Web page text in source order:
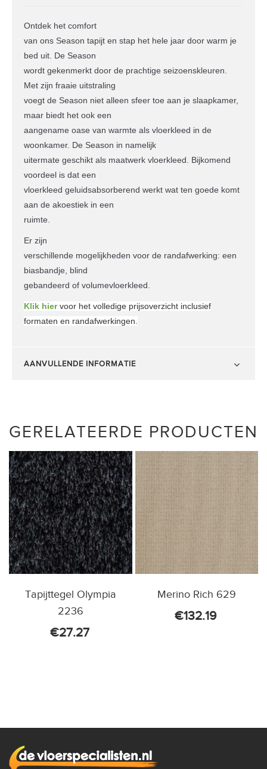
Ontdek het comfort
van ons Season tapijt en stap het hele jaar door warm je
bed uit. De Season
wordt gekenmerkt door de prachtige seizoenskleuren.
Met zijn fraaie uitstraling
voegt de Season niet alleen sfeer toe aan je slaapkamer,
maar biedt het ook een
aangename oase van warmte als vloerkleed in de
woonkamer. De Season in namelijk
uitermate geschikt als maatwerk vloerkleed. Bijkomend
voordeel is dat een
vloerkleed geluidsabsorberend werkt wat ten goede komt
aan de akoestiek in een
ruimte.
Er zijn
verschillende mogelijkheden voor de randafwerking: een
biasbandje, blind
gebandeerd of volumevloerkleed.
Klik hiervoor het volledige prijsoverzicht inclusief
formaten en randafwerkingen.
AANVULLENDE INFORMATIE
GERELATEERDE PRODUCTEN
Tapijttegel Olympia
2236
€27.27
Merino Rich 629
€132.19